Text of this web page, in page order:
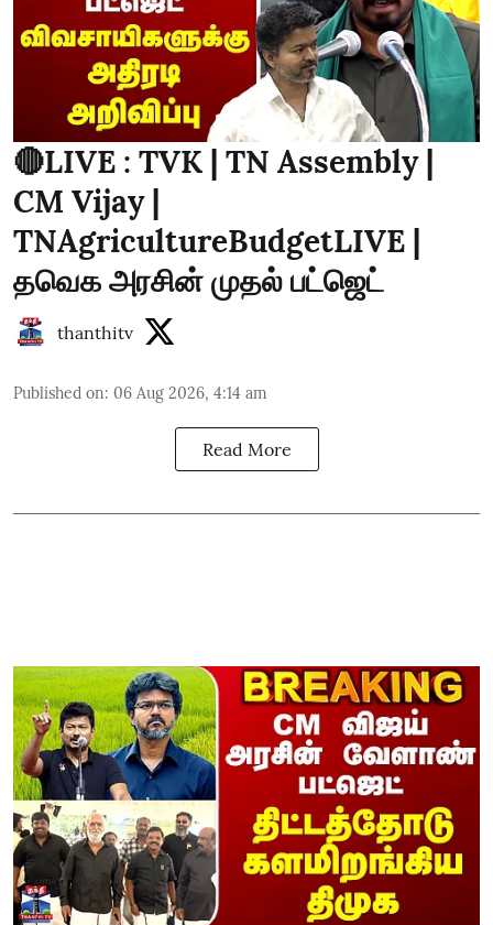
🔴LIVE : TVK | TN Assembly |
CM Vijay |
TNAgricultureBudgetLIVE |
தவெக அரசின் முதல் பட்ஜெட்
thanthitv
Published on: 06 Aug 2026, 4:14 am
Read More